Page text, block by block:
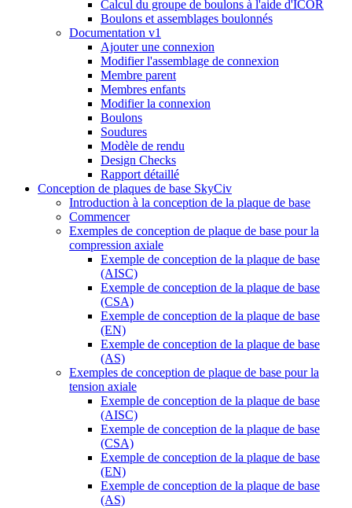
Calcul du groupe de boulons à l'aide d'ICOR
Boulons et assemblages boulonnés
Documentation v1
Ajouter une connexion
Modifier l'assemblage de connexion
Membre parent
Membres enfants
Modifier la connexion
Boulons
Soudures
Modèle de rendu
Design Checks
Rapport détaillé
Conception de plaques de base SkyCiv
Introduction à la conception de la plaque de base
Commencer
Exemples de conception de plaque de base pour la
compression axiale
Exemple de conception de la plaque de base
(AISC)
Exemple de conception de la plaque de base
(CSA)
Exemple de conception de la plaque de base
(EN)
Exemple de conception de la plaque de base
(AS)
Exemples de conception de plaque de base pour la
tension axiale
Exemple de conception de la plaque de base
(AISC)
Exemple de conception de la plaque de base
(CSA)
Exemple de conception de la plaque de base
(EN)
Exemple de conception de la plaque de base
(AS)